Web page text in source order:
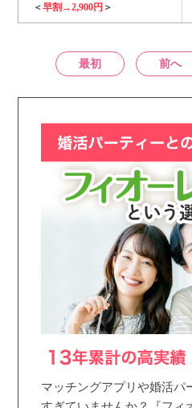
＜早割→2,900円 ＞
最初 前へ
マッチングアプリや婚活パ